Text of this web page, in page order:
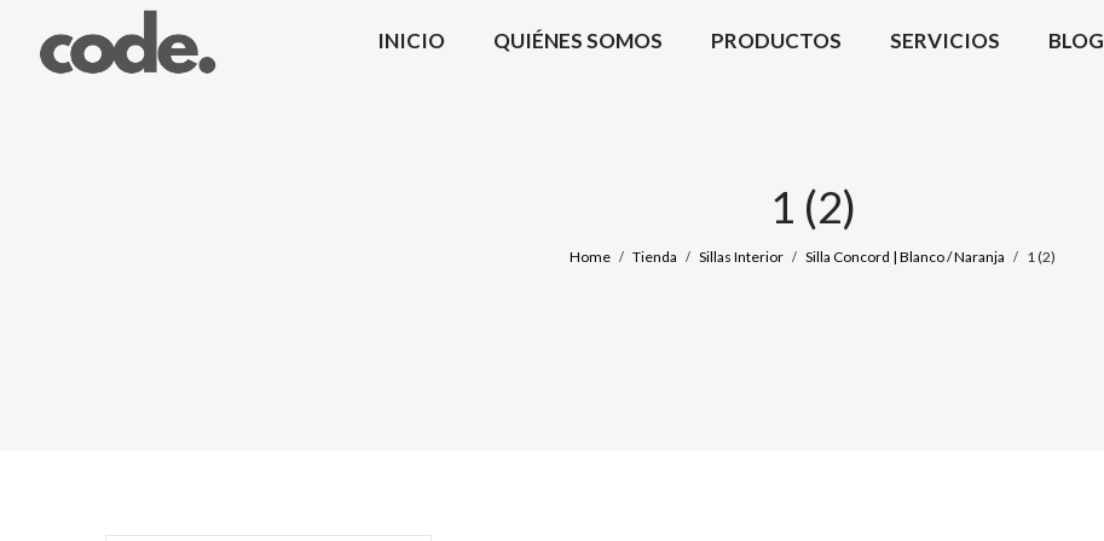
INICIO QUIÉNES SOMOS PRODUCTOS SERVICIOS BLOG
1 (2)
Home / Tienda / Sillas Interior / Silla Concord | Blanco / Naranja / 1 (2)